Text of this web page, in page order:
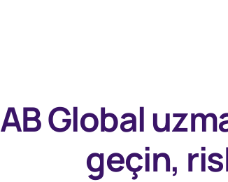
AB Global
geçin,